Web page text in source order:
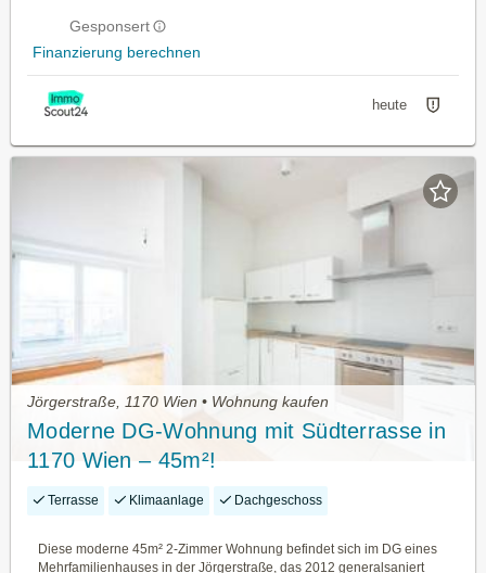
Gesponsert
Finanzierung berechnen
heute
Jörgerstraße, 1170 Wien • Wohnung kaufen
Moderne DG-Wohnung mit Südterrasse in
1170 Wien – 45m²!
Terrasse Klimaanlage Dachgeschoss
Diese moderne 45m² 2-Zimmer Wohnung befindet sich im DG eines
Mehrfamilienhauses in der Jörgerstraße, das 2012 generalsaniert